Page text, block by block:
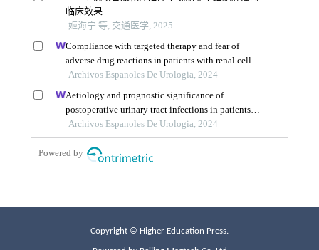
Copyright © Higher Education Press.